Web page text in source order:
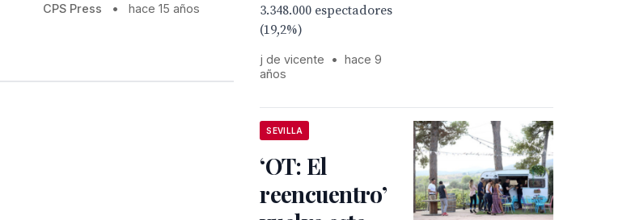
CPS Press • hace 15 años
3.348.000 espectadores
(19,2%)
j de vicente •
hace 9
años
SEVILLA
‘OT: El
reencuentro’